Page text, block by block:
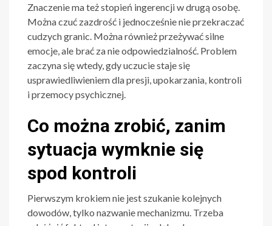
Znaczenie ma też stopień ingerencji w drugą osobę.
Można czuć zazdrość i jednocześnie nie przekraczać
cudzych granic. Można również przeżywać silne
emocje, ale brać za nie odpowiedzialność. Problem
zaczyna się wtedy, gdy uczucie staje się
usprawiedliwieniem dla presji, upokarzania, kontroli
i przemocy psychicznej.
Co można zrobić, zanim
sytuacja wymknie się
spod kontroli
Pierwszym krokiem nie jest szukanie kolejnych
dowodów, tylko nazwanie mechanizmu. Trzeba